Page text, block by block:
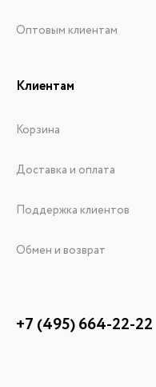
Оптовым клиентам
Клиентам
Корзина
Доставка и оплата
Поддержка клиентов
Обмен и возврат
+7 (495) 664-22-22